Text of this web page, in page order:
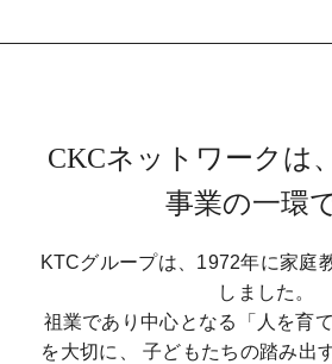
CKCネットワークは
事業の一環
KTCグループは、1972年に家庭
しました。
祖業であり中心となる「人を育
を大切に、
子どもたちの踏み出